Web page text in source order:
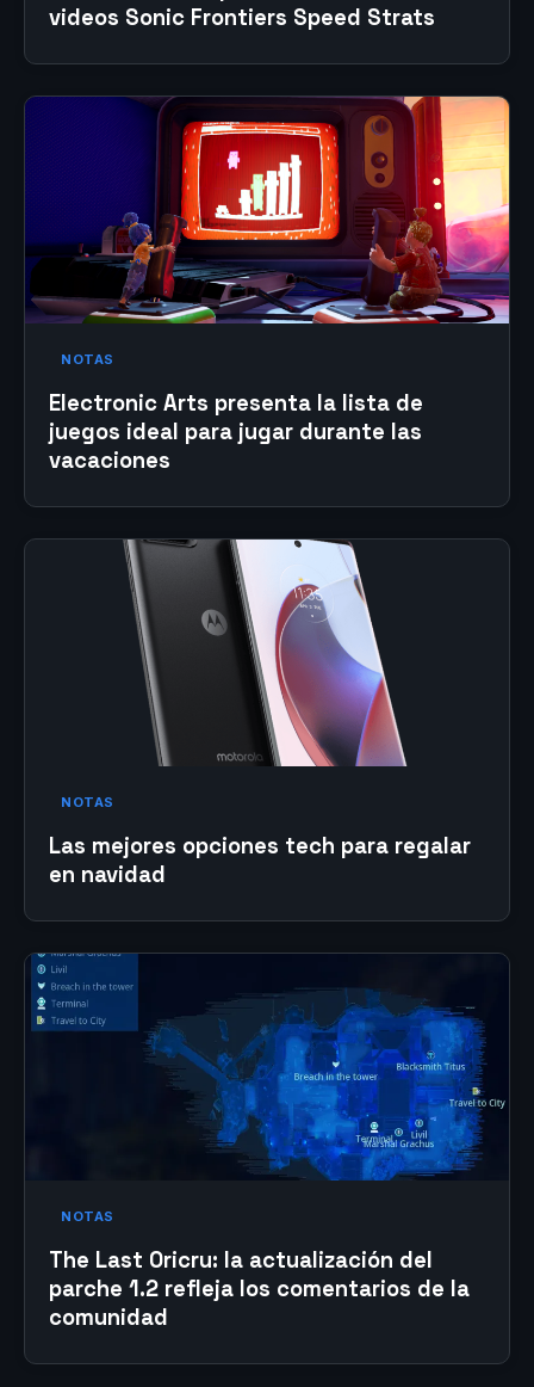
videos Sonic Frontiers Speed Strats
NOTAS
Electronic Arts presenta la lista de
juegos ideal para jugar durante las
vacaciones
NOTAS
Las mejores opciones tech para regalar
en navidad
NOTAS
The Last Oricru: la actualización del
parche 1.2 refleja los comentarios de la
comunidad